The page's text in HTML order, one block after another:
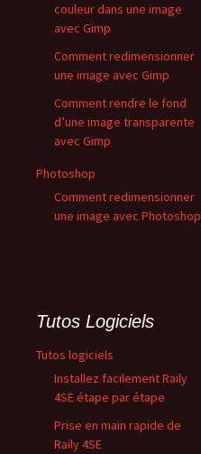
couleur dans une image
avec Gimp
Comment redimensionner
une image avec Gimp
Comment rendre le fond
d’une image transparente
avec Gimp
Photoshop
Comment redimensionner
une image avec Photoshop
Tutos Logiciels
Tutos logiciels
Installez facilement Raily
4SE étape par étape
Prise en main rapide de
Raily 4SE